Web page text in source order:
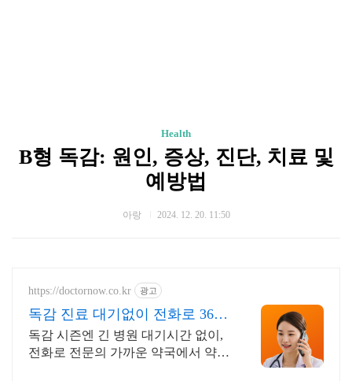
Health
B형 독감: 원인, 증상, 진단, 치료 및
예방법
아랑 2024. 12. 20. 11:50
https://doctornow.co.kr 광고
독감 진료 대기없이 전화로 365
일 24시간 진료가능
독감 시즌엔 긴 병원 대기시간 없이,
전화로 전문의 가까운 약국에서 약